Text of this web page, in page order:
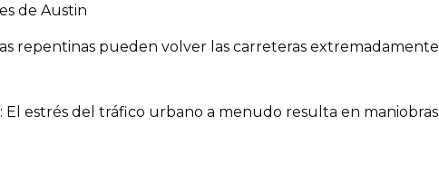
de Austin
repentinas pueden volver las carreteras extremadamente
El estrés del tráfico urbano a menudo resulta en maniobras